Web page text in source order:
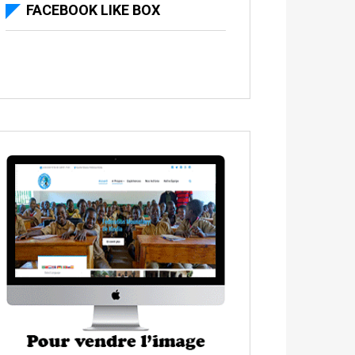
FACEBOOK LIKE BOX